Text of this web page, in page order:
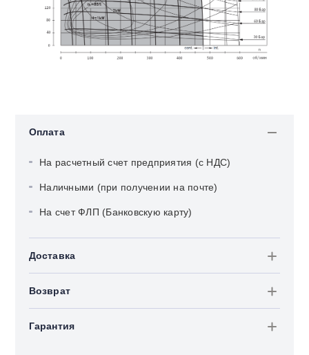
Оплата
На расчетный счет предприятия (с НДС)
Наличными (при получении на почте)
На счет ФЛП (Банковскую карту)
Доставка
Возврат
Гарантия